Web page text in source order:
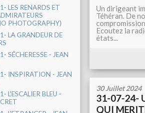
LES RENARDS ET
PHOTOGRAPHY)
LA GRANDEUR DE
SÉCHERESSE - JEAN
INSPIRATION - JEAN
L'ESCALIER BLEU -
Un dirigeant
Téhéran. De
Ecoutez la
états...
30 Juillet 2024
31-07-24-
QUI